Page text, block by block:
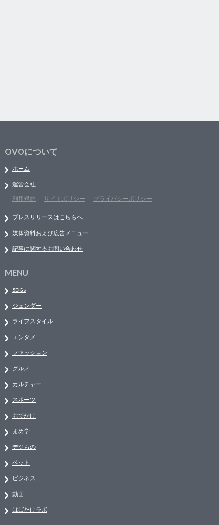
OVOについて
ホーム
運営会社
利用規約
サイトポリシー プライバシーポリシー
プレスリリースはこちらへ
媒体資料および広告メニュー
記事に関するお問い合わせ
MENU
SDGs
ジェンダー
ライフスタイル
エンタメ
ファッション
グルメ
カルチャー
スポーツ
おでかけ
まめ学
デジもの
ペット
ビジネス
動画
はばたけラボ